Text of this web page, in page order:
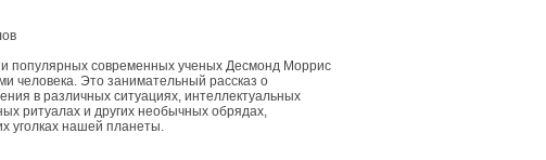
популярных современных ученых Десмонд Моррис
человека. Это занимательный рассказ о
в различных ситуациях, интеллектуальных
ритуалах и других необычных обрядах,
уголках нашей планеты.